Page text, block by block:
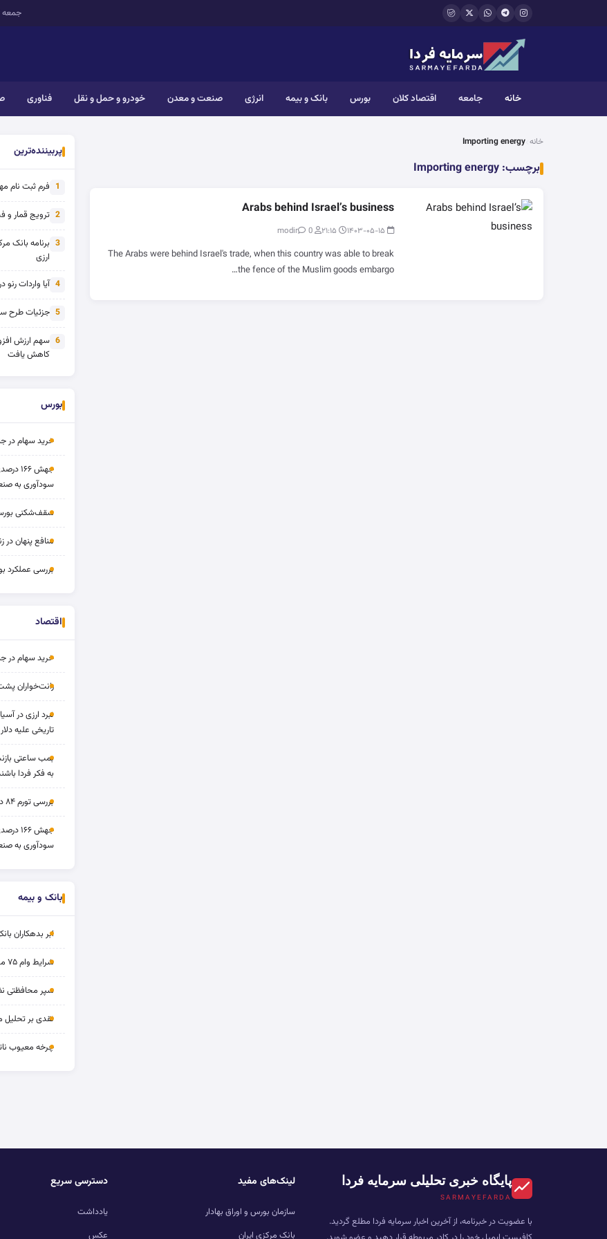
رفتن به محتوای اصلی جمعه ۱۶ مرداد ۱۴۰۵
خانه جامعه اقتصاد کلان بورس بانک و بیمه انرژی صنعت و معدن خودرو و حمل و نقل فناوری
خانه Importing energy
برچسب: Importing energy
Arabs behind Israel’s business
0
The Arabs were behind Israel's trade, when this country was able to break
the fence of the Muslim goods embargo…
پربیننده‌ترین
1 فرم ثبت نام
2 ترویج قمار و
3 برنامه بانک
ارزی
4 آیا واردات رنو در ۱۴۰۳ از تحریم خارج شده است؟
5 جزئیات طرح
6 سهم ارزش
کاهش یافت
بورس
خرید سهام در
جهش
سودآوری به
سقف‌شکنی بورس
منافع پنهان
بررسی عملکرد بورس
اقتصاد
خرید سهام در
رانت‌خواران
نبرد ارزی در
تاریخی علیه دلار
بمب ساعتی
به فکر فردا
بررسی تورم ۸۴ درصدی و بازدهی طلا و بورس
جهش
سودآوری به
بانک و بیمه
ابر بدهکاران
شرایط وام ۷۵ میلیونی بازنشستگان
سپر محافظتی
نقدی بر تحلیل
چرخه‌ معیوب
پایگاه خبری تحلیلی سرمایه فردا
SARMAYEFARDA
با عضویت در خبرنامه، از آخرین اخبار سرمایه فردا مطلع گردید.
لینک‌های مفید
سازمان بورس و اوراق بهادار
بانک مرکزی ایران
دسترسی سریع
یادداشت
عکس